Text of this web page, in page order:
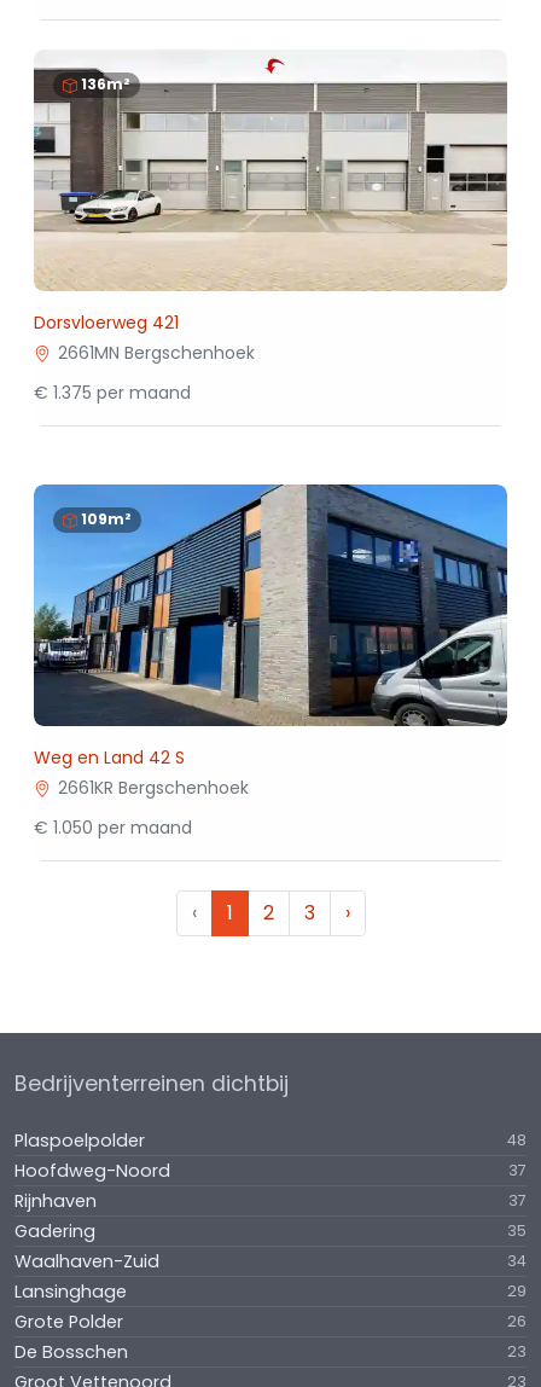
136m²
Dorsvloerweg 421
2661MN Bergschenhoek
€ 1.375 per maand
109m²
Weg en Land 42 S
2661KR Bergschenhoek
€ 1.050 per maand
‹ 1 2 3 ›
Bedrijventerreinen dichtbij
Plaspoelpolder 48
Hoofdweg-Noord 37
Rijnhaven 37
Gadering 35
Waalhaven-Zuid 34
Lansinghage 29
Grote Polder 26
De Bosschen 23
Groot Vettenoord 23